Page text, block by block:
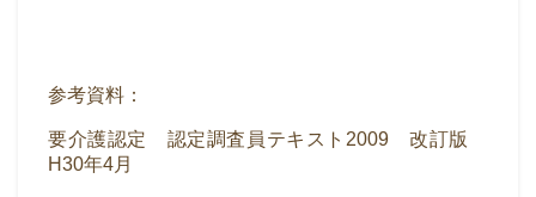
参考資料：
要介護認定 認定調査員テキスト2009 改訂版
H30年4月